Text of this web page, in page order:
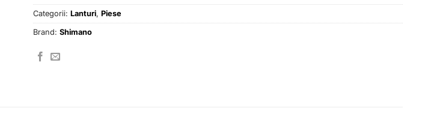
Categorii: Lanturi, Piese
Brand: Shimano